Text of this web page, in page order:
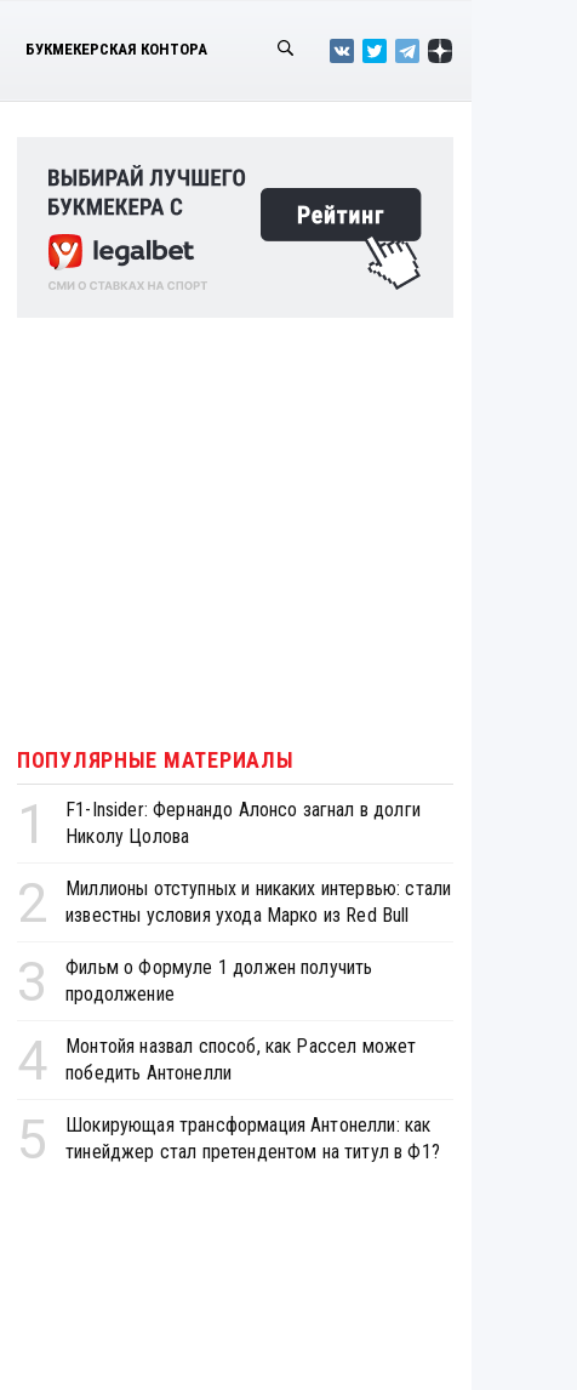
БУКМЕКЕРСКАЯ КОНТОРА
ПОПУЛЯРНЫЕ МАТЕРИАЛЫ
1
F1-Insider: Фернандо Алонсо загнал в долги
Николу Цолова
2
Миллионы отступных и никаких интервью: стали
известны условия ухода Марко из Red Bull
3
Фильм о Формуле 1 должен получить
продолжение
4
Монтойя назвал способ, как Рассел может
победить Антонелли
5
Шокирующая трансформация Антонелли: как
тинейджер стал претендентом на титул в Ф1?